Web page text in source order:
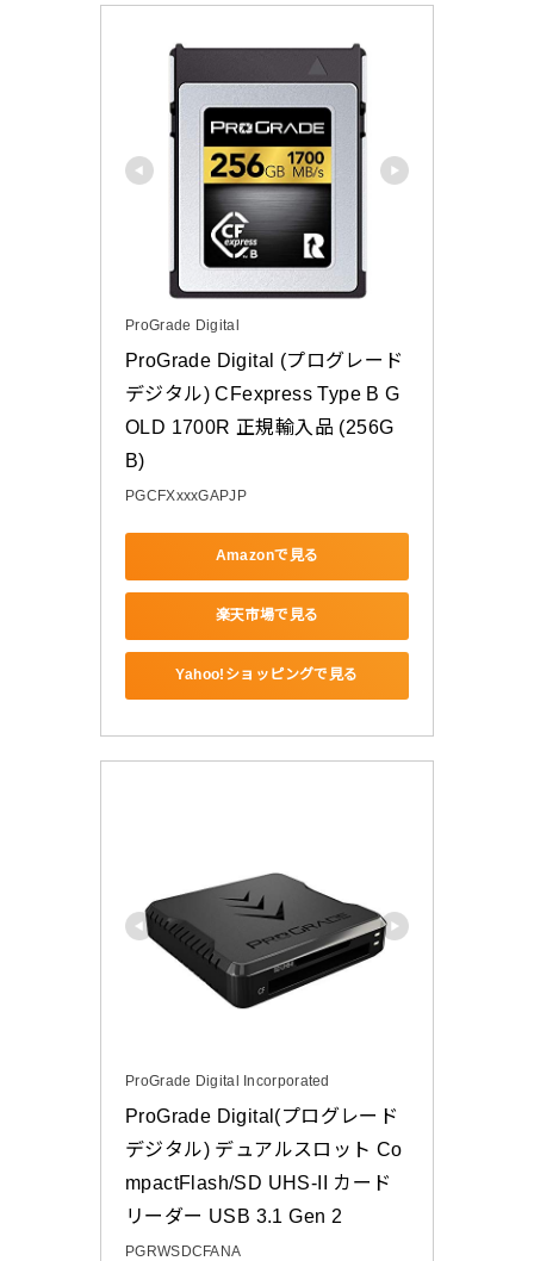
ProGrade Digital
ProGrade Digital (プログレード
デジタル) CFexpress Type B G
OLD 1700R 正規輸入品 (256G
B)
PGCFXxxxGAPJP
Amazonで見る
楽天市場で見る
Yahoo!ショッピングで見る
ProGrade Digital Incorporated
ProGrade Digital(プログレード
デジタル) デュアルスロット Co
mpactFlash/SD UHS-II カード
リーダー USB 3.1 Gen 2
PGRWSDCFANA